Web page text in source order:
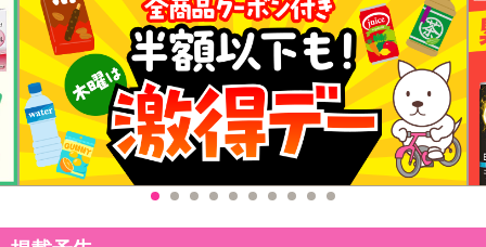
筆圧によって線の太さが変えられる！強弱をつけて書けるから表現
幅アップ
例えば・・・
★伝言板代わりに
★お子さまの学習やお絵かきに
★落書き帳に
★筆談に
★デザインや勉強用に